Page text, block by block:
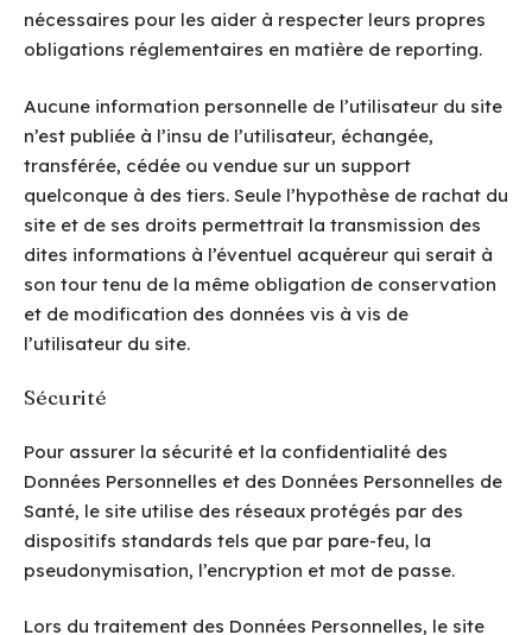
nécessaires pour les aider à respecter leurs propres
obligations réglementaires en matière de reporting.
Aucune information personnelle de l’utilisateur du site
n’est publiée à l’insu de l’utilisateur, échangée,
transférée, cédée ou vendue sur un support
quelconque à des tiers. Seule l’hypothèse de rachat du
site et de ses droits permettrait la transmission des
dites informations à l’éventuel acquéreur qui serait à
son tour tenu de la même obligation de conservation
et de modification des données vis à vis de
l’utilisateur du site.
Sécurité
Pour assurer la sécurité et la confidentialité des
Données Personnelles et des Données Personnelles de
Santé, le site utilise des réseaux protégés par des
dispositifs standards tels que par pare-feu, la
pseudonymisation, l’encryption et mot de passe.
Lors du traitement des Données Personnelles, le site